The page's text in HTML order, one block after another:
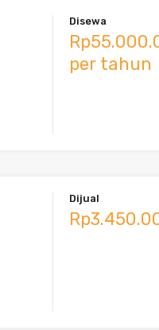
Disewa
per tahun
Dijual